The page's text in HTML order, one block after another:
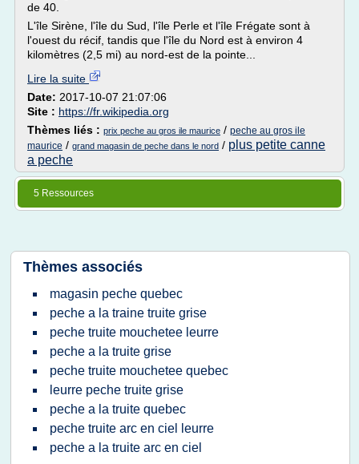
de 40.
L'île Sirène, l'île du Sud, l'île Perle et l'île Frégate sont à
l'ouest du récif, tandis que l'île du Nord est à environ 4
kilomètres (2,5 mi) au nord-est de la pointe...
Lire la suite
Date: 2017-10-07 21:07:06
Site : https://fr.wikipedia.org
Thèmes liés : prix peche au gros ile maurice / peche au gros ile
maurice / grand magasin de peche dans le nord / plus petite canne
a peche
5 Ressources
Thèmes associés
magasin peche quebec
peche a la traine truite grise
peche truite mouchetee leurre
peche a la truite grise
peche truite mouchetee quebec
leurre peche truite grise
peche a la truite quebec
peche truite arc en ciel leurre
peche a la truite arc en ciel